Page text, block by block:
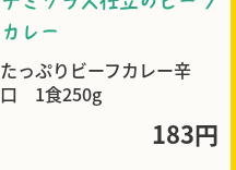
たっぷりビーフカレー辛
口 1食250g
カレー
183円